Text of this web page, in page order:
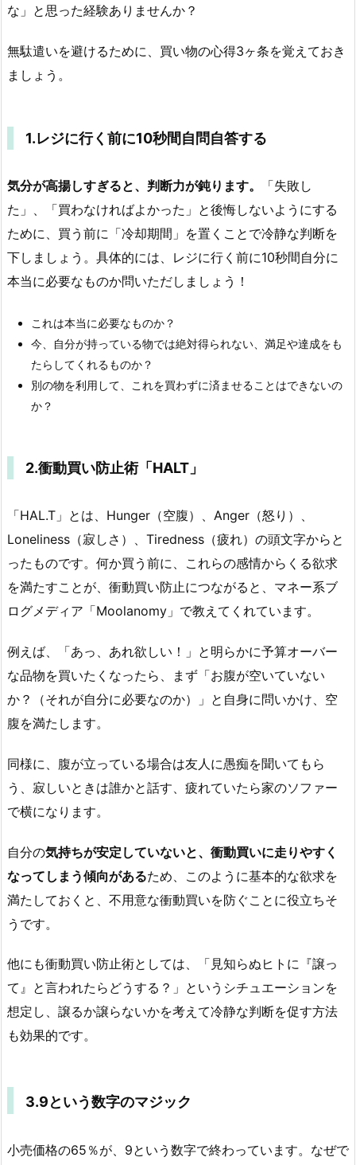
な」と思った経験ありませんか？
無駄遣いを避けるために、買い物の心得3ヶ条を覚えておき
ましょう。
1.レジに行く前に10秒間自問自答する
気分が高揚しすぎると、判断力が鈍ります。
「失敗し
た」、「買わなければよかった」と後悔しないようにする
ために、買う前に「冷却期間」を置くことで冷静な判断を
下しましょう。具体的には、レジに行く前に10秒間自分に
本当に必要なものか問いただしましょう！
これは本当に必要なものか？
今、自分が持っている物では絶対得られない、満足や達成をも
たらしてくれるものか？
別の物を利用して、これを買わずに済ませることはできないの
か？
2.衝動買い防止術「HALT」
「HAL.T」とは、Hunger（空腹）、Anger（怒り）、
Loneliness（寂しさ）、Tiredness（疲れ）の頭文字からと
ったものです。何か買う前に、これらの感情からくる欲求
を満たすことが、衝動買い防止につながると、マネー系ブ
ログメディア「Moolanomy」で教えてくれています。
例えば、「あっ、あれ欲しい！」と明らかに予算オーバー
な品物を買いたくなったら、まず「お腹が空いていない
か？（それが自分に必要なのか）」と自身に問いかけ、空
腹を満たします。
同様に、腹が立っている場合は友人に愚痴を聞いてもら
う、寂しいときは誰かと話す、疲れていたら家のソファー
で横になります。
自分の気持ちが安定していないと、衝動買いに走りやすく
なってしまう傾向があるため、このように基本的な欲求を
満たしておくと、不用意な衝動買いを防ぐことに役立ちそ
うです。
他にも衝動買い防止術としては、「見知らぬヒトに『譲っ
て』と言われたらどうする？」というシチュエーションを
想定し、譲るか譲らないかを考えて冷静な判断を促す方法
も効果的です。
3.9という数字のマジック
小売価格の65％が、9という数字で終わっています。なぜで